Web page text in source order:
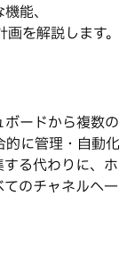
能、
を解説します。
ードから複数の
に管理・自動化
る代わりに、ホ
のチャネルへ一